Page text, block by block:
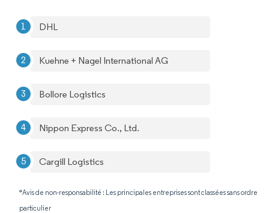
DHL
Kuehne + Nagel International AG
Bollore Logistics
Nippon Express Co., Ltd.
Cargill Logistics
*Avis de non-responsabilité : Les principales entreprises sont classées sans ordre
particulier